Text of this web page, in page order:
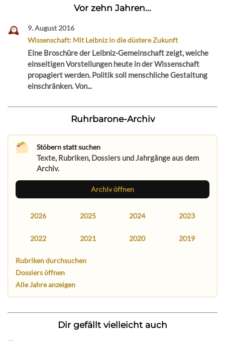
Vor zehn Jahren...
9. August 2016
Wissenschaft: Mit Leibniz in die düstere Zukunft
Eine Broschüre der Leibniz-Gemeinschaft zeigt, welche
einseitigen Vorstellungen heute in der Wissenschaft
propagiert werden. Politik soll menschliche Gestaltung
einschränken. Von...
Ruhrbarone-Archiv
Stöbern statt suchen
Texte, Rubriken, Dossiers und Jahrgänge aus dem
Archiv.
Archiv öffnen
2026 2025 2024 2023
2022 2021 2020 2019
Rubriken durchsuchen
Dossiers öffnen
Alle Jahre anzeigen
Dir gefällt vielleicht auch